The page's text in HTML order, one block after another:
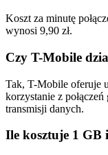
Koszt za minutę
wynosi 9,90 zł.
Czy T-Mobile
Tak, T-Mobile oferuje
korzystanie z
transmisji danych.​
Ile kosztuje 1 GB